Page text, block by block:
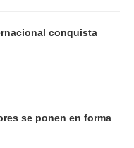
conquista
se ponen en forma